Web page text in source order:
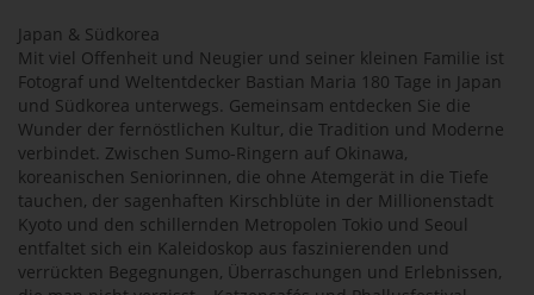
Japan & Südkorea
Mit viel Offenheit und Neugier und seiner kleinen Familie ist
Fotograf und Weltentdecker Bastian Maria 180 Tage in Japan
und Südkorea unterwegs. Gemeinsam entdecken Sie die
Wunder der fernöstlichen Kultur, die Tradition und Moderne
verbindet. Zwischen Sumo-Ringern auf Okinawa,
koreanischen Seniorinnen, die ohne Atemgerät in die Tiefe
tauchen, der sagenhaften Kirschblüte in der Millionenstadt
Kyoto und den schillernden Metropolen Tokio und Seoul
entfaltet sich ein Kaleidoskop aus faszinierenden und
verrückten Begegnungen, Überraschungen und Erlebnissen,